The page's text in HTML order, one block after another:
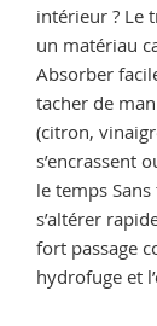
intérieur ? Le
un matériau
Absorber
tacher de
(citron,
s’encrassent
le temps
s’altérer
fort passage
hydrofuge et